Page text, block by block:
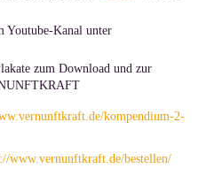
Youtube-Kanal unter
zum Download und zur
kompendium-2-
www.vernunftkraft.de/bestellen/